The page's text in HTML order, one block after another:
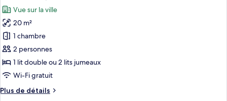
la
ville
les
photos
pour
ce
type
de
chambre :
Chambre
Vue sur la ville
20 m²
1 chambre
2 personnes
1 lit double ou 2 lits jumeaux
Wi-Fi gratuit
Plus de détails
Plus